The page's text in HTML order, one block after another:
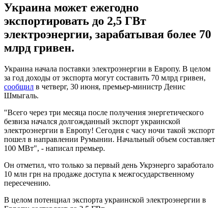
Украина может ежегодно
экспортировать до 2,5 ГВт
электроэнергии, зарабатывая более 70
млрд гривен.
Украина начала поставки электроэнергии в Европу. В целом
за год доходы от экспорта могут составить 70 млрд гривен,
сообщил в четверг, 30 июня, премьер-министр Денис
Шмыгаль.
"Всего через три месяца после получения энергетического
безвиза начался долгожданный экспорт украинской
электроэнергии в Европу! Сегодня с часу ночи такой экспорт
пошел в направлении Румынии. Начальный объем составляет
100 МВт", - написал премьер.
Он отметил, что только за первый день Укрэнерго заработало
10 млн грн на продаже доступа к межгосударственному
пересечению.
В целом потенциал экспорта украинской электроэнергии в